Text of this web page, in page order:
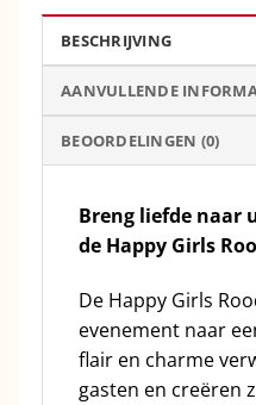
BESCHRIJVING
AANVULLENDE
BEOORDELINGEN (0)
Breng liefde naar
de Happy Girls
De Happy Girls
evenement naar
flair en charme
gasten en creëren